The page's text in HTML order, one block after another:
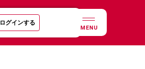
ログインする
MENU